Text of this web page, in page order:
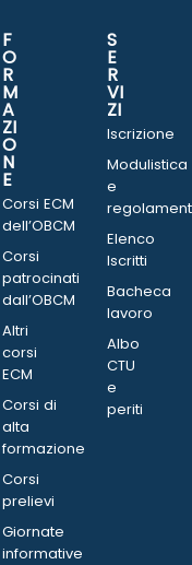
F
O
R
M
A
ZI
O
N
E
Corsi ECM
dell’OBCM
Corsi
patrocinati
dall’OBCM
Altri
corsi
ECM
Corsi di
alta
formazione
Corsi
prelievi
Giornate
informative
S
E
R
VI
ZI
Iscrizione
Modulistica
e
Elenco
Iscritti
Bacheca
lavoro
Albo
CTU
e
periti